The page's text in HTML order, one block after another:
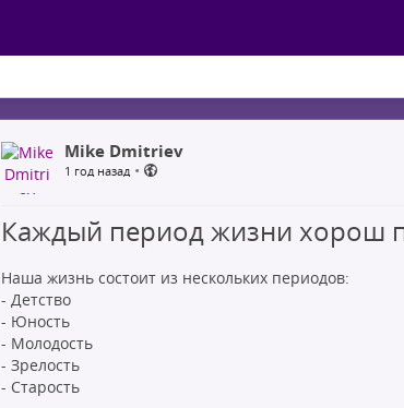
Mike Dmitriev
1 год назад •
Каждый период жизни хорош
Наша жизнь состоит из нескольких периодов:
- Детство
- Юность
- Молодость
- Зрелость
- Старость